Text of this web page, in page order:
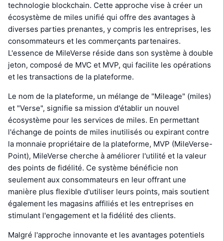
technologie blockchain. Cette approche vise à créer un
écosystème de miles unifié qui offre des avantages à
diverses parties prenantes, y compris les entreprises, les
consommateurs et les commerçants partenaires.
L'essence de MileVerse réside dans son système à double
jeton, composé de MVC et MVP, qui facilite les opérations
et les transactions de la plateforme.
Le nom de la plateforme, un mélange de "Mileage" (miles)
et "Verse", signifie sa mission d'établir un nouvel
écosystème pour les services de miles. En permettant
l'échange de points de miles inutilisés ou expirant contre
la monnaie propriétaire de la plateforme, MVP (MileVerse-
Point), MileVerse cherche à améliorer l'utilité et la valeur
des points de fidélité. Ce système bénéficie non
seulement aux consommateurs en leur offrant une
manière plus flexible d'utiliser leurs points, mais soutient
également les magasins affiliés et les entreprises en
stimulant l'engagement et la fidélité des clients.
Malgré l'approche innovante et les avantages potentiels